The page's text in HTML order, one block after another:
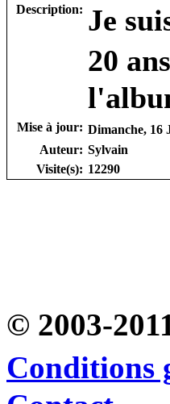
Description: Je
20
Mise à jour: Dimanche, 16
Auteur: Sylvain
Visite(s): 12290
© 2003-